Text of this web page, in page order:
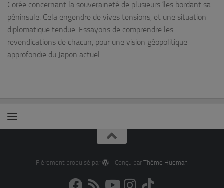
Corée concernant la souveraineté de plusieurs îles bordant sa
péninsule. Cela engendre de vives tensions, et une situation
diplomatique tendue. Essayons de comprendre les
revendications de chacun, pour une vision géopolitique
approfondie du Japon actuel.
Fièrement propulsé par - Conçu par Thème Hueman